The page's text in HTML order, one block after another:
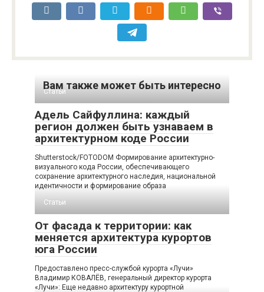
Вам также может быть интересно
Статьи
Адель Сайфуллина: каждый
регион должен быть узнаваем в
архитектурном коде России
Shutterstock/FOTODOM Формирование архитектурно-
визуального кода России, обеспечивающего
сохранение архитектурного наследия, национальной
идентичности и формирование образа
Статьи
От фасада к территории: как
меняется архитектура курортов
юга России
Предоставлено пресс-службой курорта «Лучи»
Владимир КОВАЛЁВ, генеральный директор курорта
«Лучи»: Еще недавно архитектуру курортной